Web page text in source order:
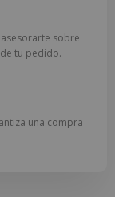
sobre
tu pedido.
una compra